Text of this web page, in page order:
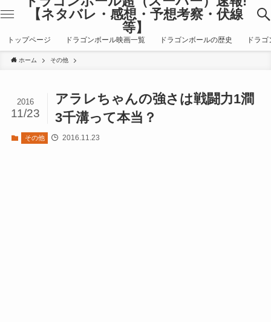
【ネタバレ・感想・予想考察・伏線
等】
トップページ ドラゴンボール映画一覧 ドラゴンボールの歴史 ドラ
ホーム その他
アラレちゃんの強さは戦闘力1澗
3千溝って本当？
2016
11/23
その他 2016.11.23